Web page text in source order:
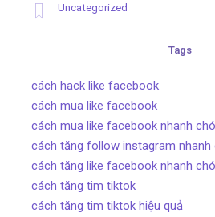
Uncategorized
Tags
cách hack like facebook
cách mua like facebook
cách mua like facebook nhanh
cách tăng follow instagram nhanh
cách tăng like facebook nhanh
cách tăng tim tiktok
cách tăng tim tiktok hiệu quả